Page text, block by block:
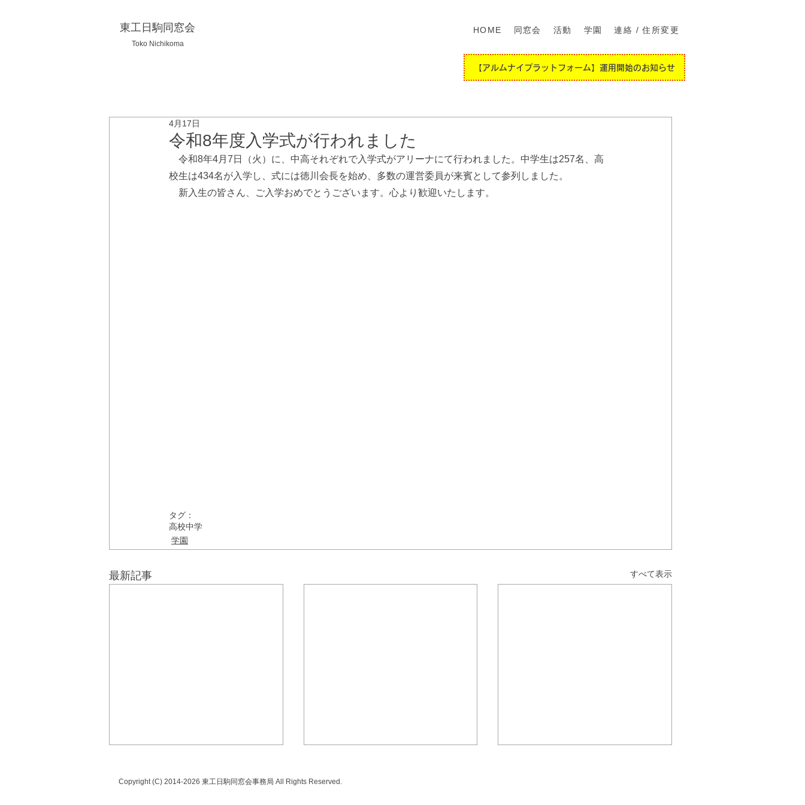
東工日駒同窓会
Toko Nichikoma
HOME 同窓会 活動 学園 連絡 / 住所変更
【アルムナイプラットフォーム】運用開始のお知らせ
令和8年度入学式が行われました
4月17日
令和8年4月7日（火）に、中高それぞれで入学式がアリーナにて行われました。中学生は257名、高
校生は434名が入学し、式には徳川会長を始め、多数の運営委員が来賓として参列しました。
新入生の皆さん、ご入学おめでとうございます。心より歓迎いたします。
タグ：
高校中学
学園
最新記事 すべて表示
Copyright (C) 2014-2026 東工日駒同窓会事務局 All Rights Reserved.